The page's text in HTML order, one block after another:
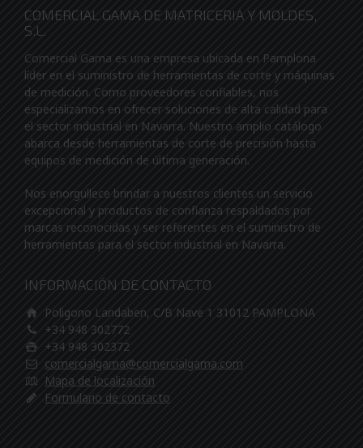
COMERCIAL GAMA DE MATRICERIA Y MOLDES,
S.L.
Comercial Gama es una empresa ubicada en Pamplona
líder en el suministro de herramientas de corte y máquinas
de medición. Como proveedores confiables, nos
especializamos en ofrecer soluciones de alta calidad para
el sector industrial en Navarra. Nuestro amplio catálogo
abarca desde herramientas de corte de precisión hasta
equipos de medición de última generación.
Nos enorgullece brindar a nuestros clientes un servicio
excepcional y productos de confianza respaldados por
marcas reconocidas y ser referentes en el suministro de
herramientas para el sector industrial en Navarra.
INFORMACIÓN DE CONTACTO
Poligono Landaben, C/B Nave 1 31012 PAMPLONA
+34 948 302772
+34 948 302372
comercialgama@comercialgama.com
Mapa de localización
Formulario de contacto